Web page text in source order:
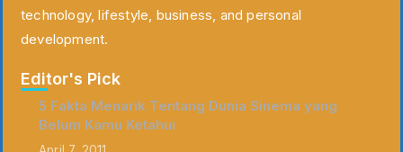
technology, lifestyle, business, and personal
development.
Editor's Pick
5 Fakta Menarik Tentang Dunia Sinema yang
Belum Kamu Ketahui